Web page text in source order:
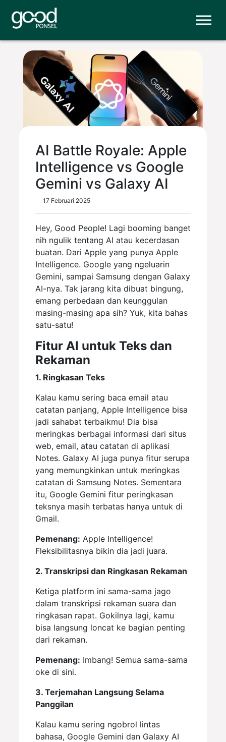
AI Battle Royale: Apple
Intelligence vs Google
Gemini vs Galaxy AI
17 Februari 2025
Hey, Good People! Lagi booming banget
nih ngulik tentang AI atau kecerdasan
buatan. Dari Apple yang punya Apple
Intelligence. Google yang ngeluarin
Gemini, sampai Samsung dengan Galaxy
AI-nya. Tak jarang kita dibuat bingung,
emang perbedaan dan keunggulan
masing-masing apa sih? Yuk, kita bahas
satu-satu!
Fitur AI untuk Teks dan
Rekaman
1. Ringkasan Teks
Kalau kamu sering baca email atau
catatan panjang, Apple Intelligence bisa
jadi sahabat terbaikmu! Dia bisa
meringkas berbagai informasi dari situs
web, email, atau catatan di aplikasi
Notes. Galaxy AI juga punya fitur serupa
yang memungkinkan untuk meringkas
catatan di Samsung Notes. Sementara
itu, Google Gemini fitur peringkasan
teksnya masih terbatas hanya untuk di
Gmail.
Pemenang: Apple Intelligence!
Fleksibilitasnya bikin dia jadi juara.
2. Transkripsi dan Ringkasan Rekaman
Ketiga platform ini sama-sama jago
dalam transkripsi rekaman suara dan
ringkasan rapat. Gokilnya lagi, kamu
bisa langsung loncat ke bagian penting
dari rekaman.
Pemenang: Imbang! Semua sama-sama
oke di sini.
3. Terjemahan Langsung Selama
Panggilan
Kalau kamu sering ngobrol lintas
bahasa, Google Gemini dan Galaxy AI